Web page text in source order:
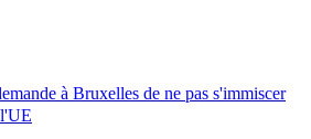
à Bruxelles de ne pas s'immiscer